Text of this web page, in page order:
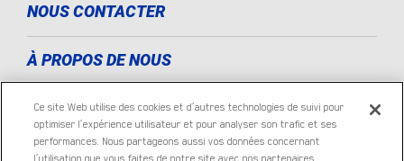
NOUS CONTACTER
À PROPOS DE NOUS
MENTIONS LÉGALES
KING OF THE ROAD
Ce site Web utilise des cookies et d’autres technologies de suivi pour
optimiser l’expérience utilisateur et pour analyser son trafic et ses
performances. Nous partageons aussi vos données concernant